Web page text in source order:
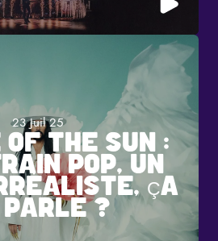
23 Juil 25
THE SUN :
POP, UN
ÇA
?